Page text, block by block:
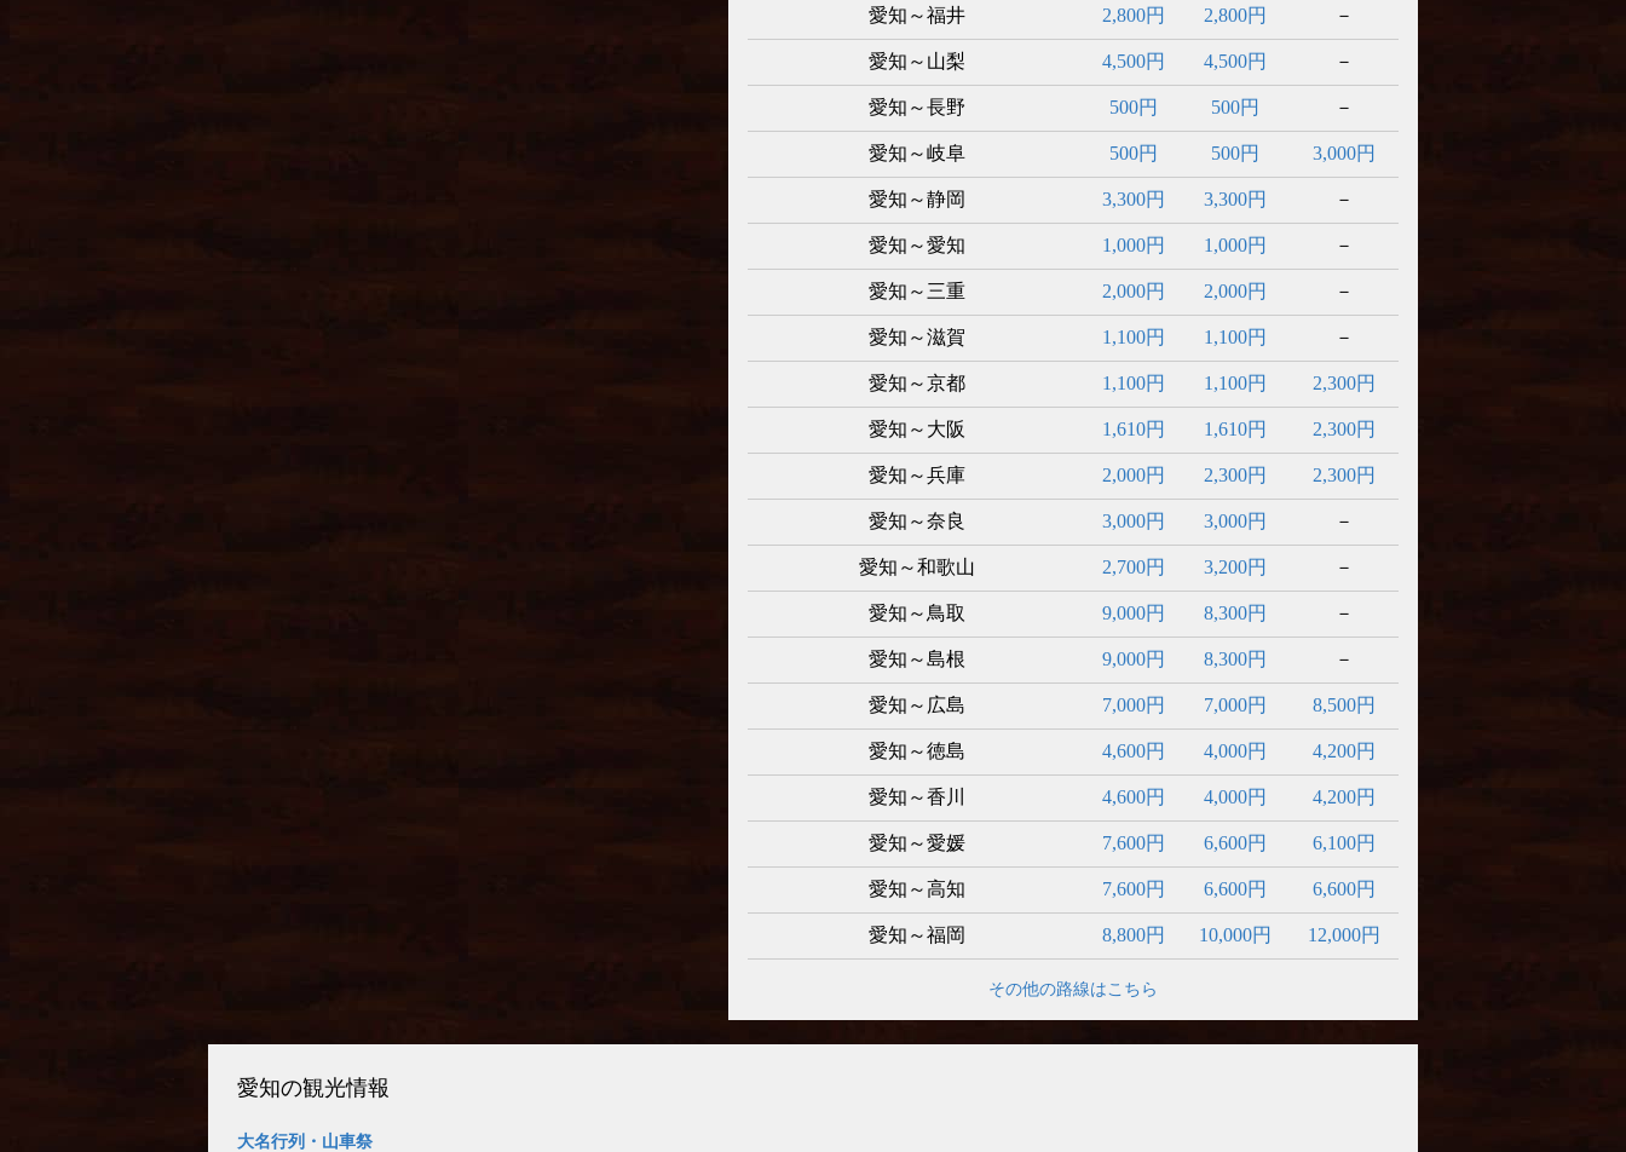
愛知～福井 2,800円 2,800円 －
愛知～山梨 4,500円 4,500円 －
愛知～長野 500円 500円 －
愛知～岐阜 500円 500円 3,000円
愛知～静岡 3,300円 3,300円 －
愛知～愛知 1,000円 1,000円 －
愛知～三重 2,000円 2,000円 －
愛知～滋賀 1,100円 1,100円 －
愛知～京都 1,100円 1,100円 2,300円
愛知～大阪 1,610円 1,610円 2,300円
愛知～兵庫 2,000円 2,300円 2,300円
愛知～奈良 3,000円 3,000円 －
愛知～和歌山 2,700円 3,200円 －
愛知～鳥取 9,000円 8,300円 －
愛知～島根 9,000円 8,300円 －
愛知～広島 7,000円 7,000円 8,500円
愛知～徳島 4,600円 4,000円 4,200円
愛知～香川 4,600円 4,000円 4,200円
愛知～愛媛 7,600円 6,600円 6,100円
愛知～高知 7,600円 6,600円 6,600円
愛知～福岡 8,800円 10,000円 12,000円
その他の路線はこちら
愛知の観光情報
大名行列・山車祭